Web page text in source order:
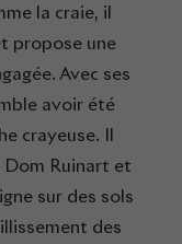
la craie, il
propose une
Avec ses
avoir été
crayeuse. Il
Ruinart et
sur des sols
des